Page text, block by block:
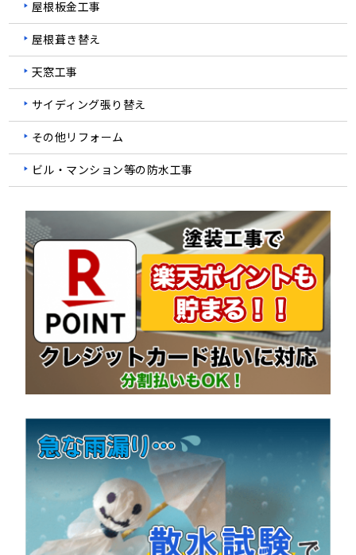
屋根板金工事
屋根葺き替え
天窓工事
サイディング張り替え
その他リフォーム
ビル・マンション等の防水工事